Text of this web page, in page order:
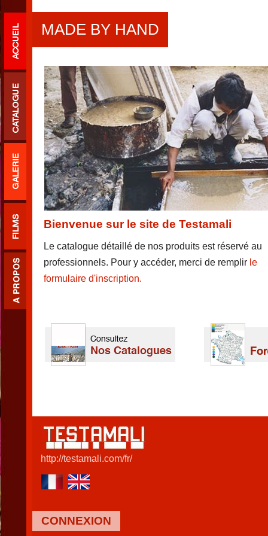
MADE BY HAND
Bienvenue sur le site de Testamali
Le catalogue détaillé de nos produits est réservé au
professionnels. Pour y accéder, merci de remplir le
formulaire d'inscription.
http://testamali.com/fr/
CONNEXION